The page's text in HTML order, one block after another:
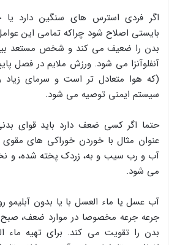
اگر فردی استرس های سنگین دارد یا
بایستی اصلاح شود چراکه تمامی این
بدن را ضعیف می کند و شخص مستعد
آنفلوآنزا می شود. ورزش ملایم در فصل
(که هوا متعادل تر است و سرمای زیاد
سیستم ایمنی توصیه می شود.
حتما اگر کسی ضعف دارد باید قوای
عنوان مثال با خوردن خوراکی های مقوی
آب و رب سیب و به، زردک پخته شده،
می شود.
آب عسل یا ماء العسل با یا بدون آبلیمو
جرعه جرعه مخصوصا در موارد ضعف، صبح
بدن را تقویت می کند. برای تهیه